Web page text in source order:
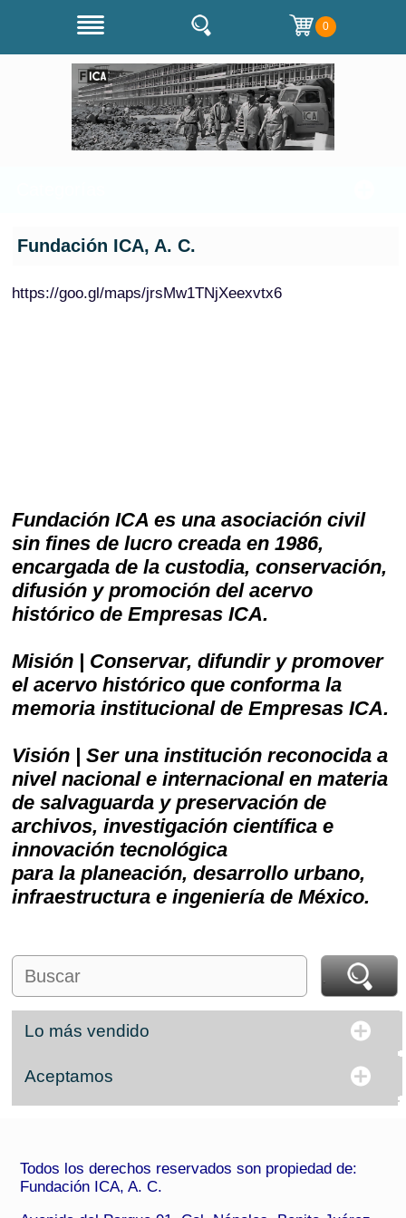
0
Fundación ICA, A. C.
https://goo.gl/maps/jrsMw1TNjXeexvtx6
Fundación ICA es una asociación civil
sin fines de lucro creada en 1986,
encargada de la custodia, conservación,
difusión y promoción del acervo
histórico de Empresas ICA.
Misión | Conservar, difundir y promover
el acervo histórico que conforma la
memoria institucional de Empresas ICA.
Visión | Ser una institución reconocida a
nivel nacional e internacional en materia
de salvaguarda y preservación de
archivos, investigación científica e
innovación tecnológica
para la planeación, desarrollo urbano,
infraestructura e ingeniería de México.
Lo más vendido
Aceptamos
Todos los derechos reservados son propiedad de:
Fundación ICA, A. C.